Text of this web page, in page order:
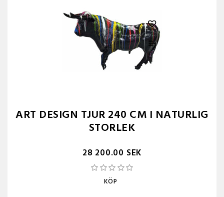
ART DESIGN TJUR 240 CM I NATURLIG
STORLEK
28 200.00 SEK
KÖP